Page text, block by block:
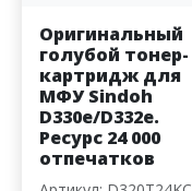
Оригинальный
голубой тонер-
картридж для
МФУ Sindoh
D330e/D332e.
Ресурс 24 000
отпечатков